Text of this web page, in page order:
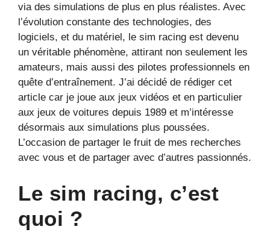
via des simulations de plus en plus réalistes. Avec
l’évolution constante des technologies, des
logiciels, et du matériel, le sim racing est devenu
un véritable phénomène, attirant non seulement les
amateurs, mais aussi des pilotes professionnels en
quête d’entraînement. J’ai décidé de rédiger cet
article car je joue aux jeux vidéos et en particulier
aux jeux de voitures depuis 1989 et m’intéresse
désormais aux simulations plus poussées.
L’occasion de partager le fruit de mes recherches
avec vous et de partager avec d’autres passionnés.
Le sim racing, c’est
quoi ?